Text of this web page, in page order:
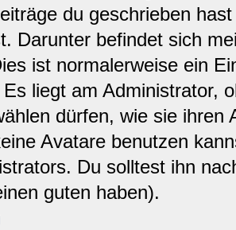
du geschrieben
Darunter befindet sich
ist normalerweise ein
liegt am Administrator,
dürfen, wie sie ihren
Avatare benutzen
Du solltest ihn
guten haben).